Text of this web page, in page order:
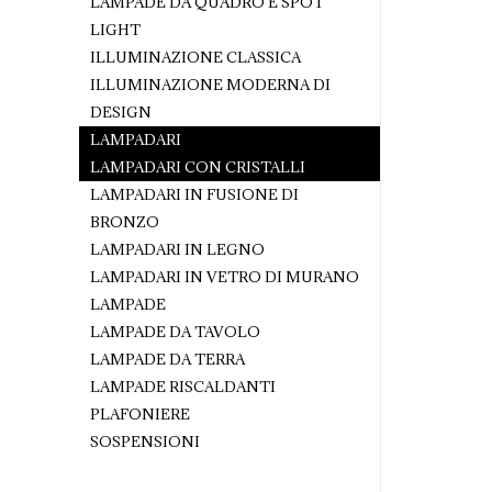
LIGHT
ILLUMINAZIONE CLASSICA
ILLUMINAZIONE MODERNA DI
DESIGN
LAMPADARI
LAMPADARI CON CRISTALLI
LAMPADARI IN FUSIONE DI
BRONZO
LAMPADARI IN LEGNO
LAMPADARI IN VETRO DI MURANO
LAMPADE
LAMPADE DA TAVOLO
LAMPADE DA TERRA
LAMPADE RISCALDANTI
PLAFONIERE
SOSPENSIONI